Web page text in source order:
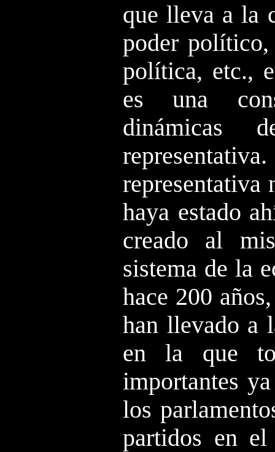
que lleva a la
poder
política, etc.,
es una
dinámicas
representativa
haya estado
creado al
sistema de la
hace 200
han llevado a
en la que
importantes
los
partidos en